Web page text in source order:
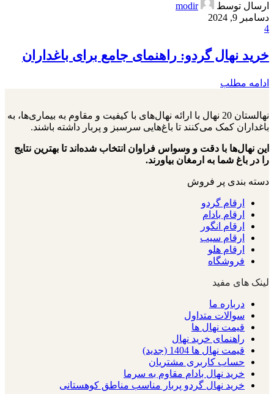
ارسال توسط
modir
دسامبر 9, 2024
4
خرید نهال گردو: راهنمای جامع برای باغداران
ادامه مطلب
نهالستان 20 نهال با ارائه نهال‌های با کیفیت و مقاوم به بیماری‌ها، به
باغداران کمک می‌کنند تا باغ‌هایی سرسبز و پربار داشته باشند.
این نهال‌ها با دقت و وسواس فراوان انتخاب شده‌اند تا بهترین نتایج
را در باغ شما به ارمغان بیاورند.
دسته بندی پر فروش
ارقام گردو
ارقام بادام
ارقام انگور
ارقام سیب
ارقام هلو
فروشگاه
لینک های مفید
درباره ما
سوالات متداول
قیمت نهال ها
راهنمای خرید نهال
قیمت نهال ها 1404 (جدید)
حساب کاربری مشتریان
خرید نهال بادام مقاوم به سرما
خرید نهال گردو پربار مناسب مناطق کوهستانی